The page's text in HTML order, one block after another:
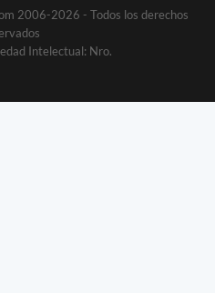
2006-2026 - Todos los derechos
Intelectual: Nro.